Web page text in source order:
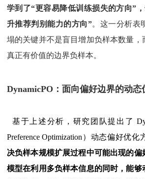
学到了“更容易降低训练损失的方向”
升推荐判别能力的方向”。这一分析表
塌的关键并不是盲目增加负样本数量，
真正有价值的边界负样本。
DynamicPO：面向偏好边界的动态
基于上述分析，研究团队提出了
Preference Optimization）动态偏好优化
决负样本规模扩展过程中可能出现的偏
模型在利用多负样本信息的同时，能够